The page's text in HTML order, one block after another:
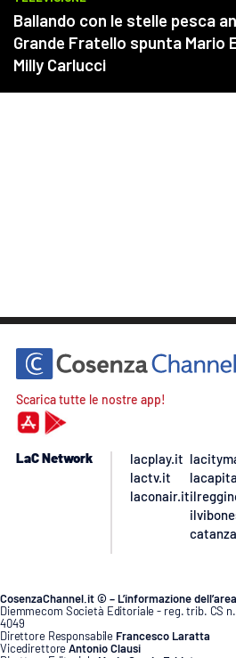
Scarica tutte le nostre app!
LaC Network
lacplay.it
lactv.it
laconair.it
CosenzaChannel.it © – L’informazione
Diemmecom Società Editoriale - reg. trib. CS n.
4049
Direttore Responsabile Francesco Laratta
VicedirettoreAntonio Clausi